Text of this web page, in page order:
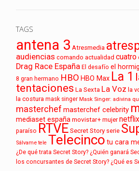
TAGS
antena 3 Atresmedia
audiencias comando actualidad cuatro
Drag Race España El desafío el
8 gran hermano HBO HBO Max La 1
tentaciones La Sexta La Voz la
la costura mask singer Mask Singer: adivina
masterchef masterchef celebrity
mediaset españa movistar+ mujer netflix
paraíso RTVE Secret Story serie
Sálvame tele Telecinco tu cara
¿De qué trata Secret Story? ¿Quién ganará
los concursantes de Secret Story? ¿Qué es